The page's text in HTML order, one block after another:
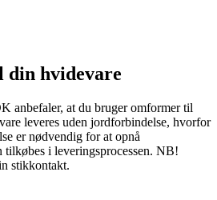
hvidevare
anbefaler, at du bruger omformer til
leveres uden jordforbindelse, hvorfor
er nødvendig for at opnå
i leveringsprocessen. NB!
stikkontakt.